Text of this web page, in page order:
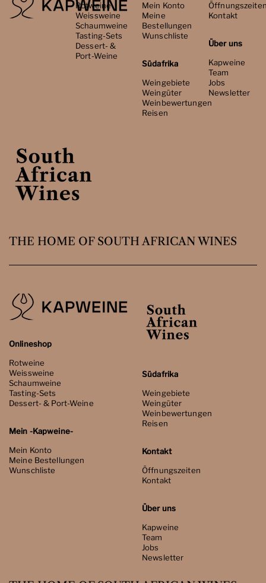
Rotweine
Weissweine
Schaumweine
Tasting-Sets
Dessert- &
Port-Weine
Mein Konto
Meine
Bestellungen
Wunschliste
Südafrika
Weingebiete
Weingüter
Weinbewertungen
Reisen
Kontakt
Über uns
Kapweine
Team
Jobs
Newsletter
THE HOME OF SOUTH AFRICAN WINES
Onlineshop
Rotweine
Weissweine
Schaumweine
Tasting-Sets
Dessert- & Port-Weine
Mein -Kapweine-
Mein Konto
Meine Bestellungen
Wunschliste
Südafrika
Weingebiete
Weingüter
Weinbewertungen
Reisen
Kontakt
Öffnungszeiten
Kontakt
Über uns
Kapweine
Team
Jobs
Newsletter